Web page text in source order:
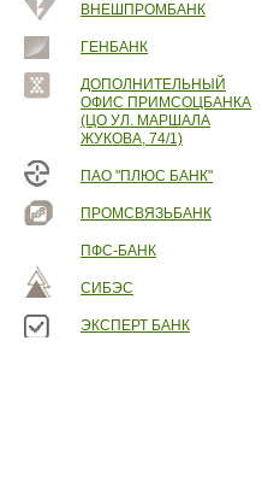
ВНЕШПРОМБАНК
ГЕНБАНК
ДОПОЛНИТЕЛЬНЫЙ
ОФИС ПРИМСОЦБАНКА
(ЦО УЛ. МАРШАЛА
ЖУКОВА, 74/1)
ПАО "ПЛЮС БАНК"
ПРОМСВЯЗЬБАНК
ПФС-БАНК
СИБЭС
ЭКСПЕРТ БАНК